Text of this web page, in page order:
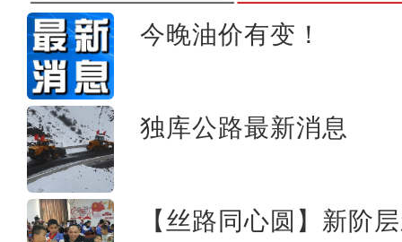
今晚油价有变！
独库公路最新消息
【丝路同心圆】新阶